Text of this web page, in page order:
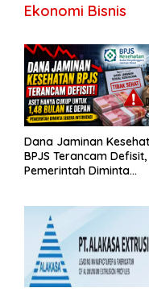
Ekonomi Bisnis
Dana Jaminan
BPJS Terancam Defisit,
Pemerintah Diminta